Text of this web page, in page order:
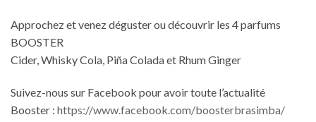
Approchez et venez déguster ou découvrir les 4 parfums
BOOSTER
Cider, Whisky Cola, Piña Colada et Rhum Ginger
Suivez-nous sur Facebook pour avoir toute l’actualité
Booster : https://www.facebook.com/boosterbrasimba/